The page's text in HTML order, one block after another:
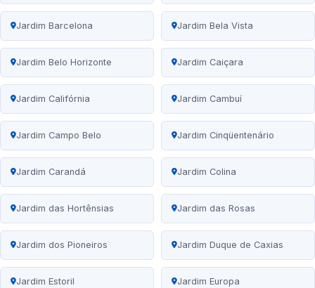
Jardim Barcelona Jardim Bela Vista
Jardim Belo Horizonte Jardim Caiçara
Jardim Califórnia Jardim Cambuí
Jardim Campo Belo Jardim Cinqüentenário
Jardim Carandá Jardim Colina
Jardim das Hortênsias Jardim das Rosas
Jardim dos Pioneiros Jardim Duque de Caxias
Jardim Estoril Jardim Europa